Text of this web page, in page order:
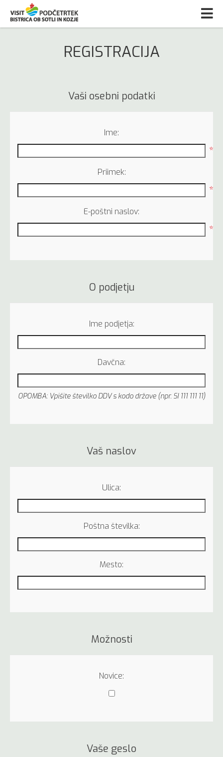
REGISTRACIJA
Vaši osebni podatki
Ime:
*
Priimek:
*
E-poštni naslov:
*
O podjetju
Ime podjetja:
Davčna:
OPOMBA: Vpišite številko DDV s kodo države (npr. SI 111 111 11)
Vaš naslov
Ulica:
Poštna številka:
Mesto:
Možnosti
Novice:
Vaše geslo